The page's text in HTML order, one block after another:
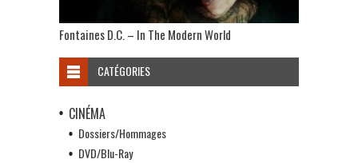
Fontaines D.C. – In The Modern World
CATÉGORIES
CINÉMA
Dossiers/Hommages
DVD/Blu-Ray